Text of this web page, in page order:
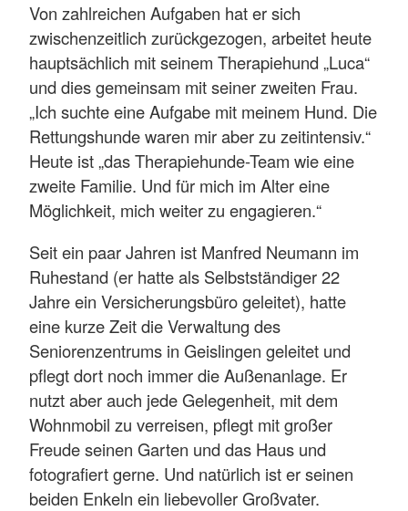
Von zahlreichen Aufgaben hat er sich
zwischenzeitlich zurückgezogen, arbeitet heute
hauptsächlich mit seinem Therapiehund „Luca“
und dies gemeinsam mit seiner zweiten Frau.
„Ich suchte eine Aufgabe mit meinem Hund. Die
Rettungshunde waren mir aber zu zeitintensiv.“
Heute ist „das Therapiehunde-Team wie eine
zweite Familie. Und für mich im Alter eine
Möglichkeit, mich weiter zu engagieren.“
Seit ein paar Jahren ist Manfred Neumann im
Ruhestand (er hatte als Selbstständiger 22
Jahre ein Versicherungsbüro geleitet), hatte
eine kurze Zeit die Verwaltung des
Seniorenzentrums in Geislingen geleitet und
pflegt dort noch immer die Außenanlage. Er
nutzt aber auch jede Gelegenheit, mit dem
Wohnmobil zu verreisen, pflegt mit großer
Freude seinen Garten und das Haus und
fotografiert gerne. Und natürlich ist er seinen
beiden Enkeln ein liebevoller Großvater.